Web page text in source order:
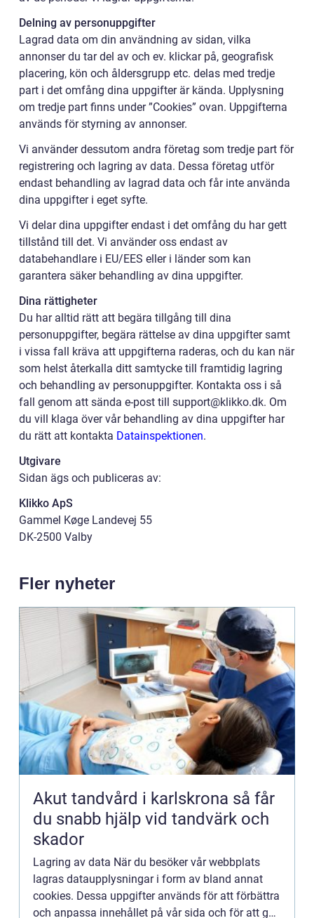
Delning av personuppgifter
Lagrad data om din användning av sidan, vilka
annonser du tar del av och ev. klickar på, geografisk
placering, kön och åldersgrupp etc. delas med tredje
part i det omfång dina uppgifter är kända. Upplysning
om tredje part finns under ”Cookies” ovan. Uppgifterna
används för styrning av annonser.
Vi använder dessutom andra företag som tredje part för
registrering och lagring av data. Dessa företag utför
endast behandling av lagrad data och får inte använda
dina uppgifter i eget syfte.
Vi delar dina uppgifter endast i det omfång du har gett
tillstånd till det. Vi använder oss endast av
databehandlare i EU/EES eller i länder som kan
garantera säker behandling av dina uppgifter.
Dina rättigheter
Du har alltid rätt att begära tillgång till dina
personuppgifter, begära rättelse av dina uppgifter samt
i vissa fall kräva att uppgifterna raderas, och du kan när
som helst återkalla ditt samtycke till framtidig lagring
och behandling av personuppgifter. Kontakta oss i så
fall genom att sända e-post till support@klikko.dk. Om
du vill klaga över vår behandling av dina uppgifter har
du rätt att kontakta Datainspektionen.
Utgivare
Sidan ägs och publiceras av:
Klikko ApS
Gammel Køge Landevej 55
DK-2500 Valby
Fler nyheter
Akut tandvård i karlskrona så får
du snabb hjälp vid tandvärk och
skador
Lagring av data När du besöker vår webbplats
lagras dataupplysningar i form av bland annat
cookies. Dessa uppgifter används för att förbättra
och anpassa innehållet på vår sida och för att ge